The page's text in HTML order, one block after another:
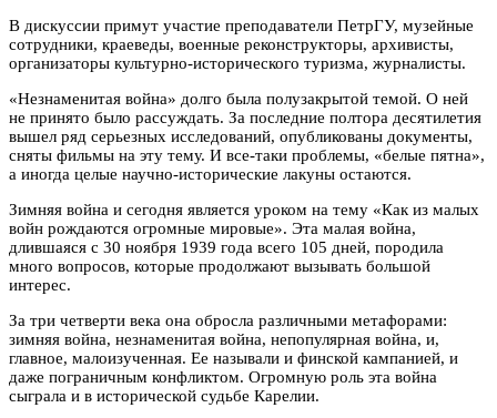
В дискуссии примут участие преподаватели ПетрГУ, музейные
сотрудники, краеведы, военные реконструкторы, архивисты,
организаторы культурно-исторического туризма, журналисты.
«Незнаменитая война» долго была полузакрытой темой. О ней
не принято было рассуждать. За последние полтора десятилетия
вышел ряд серьезных исследований, опубликованы документы,
сняты фильмы на эту тему. И все-таки проблемы, «белые пятна»,
а иногда целые научно-исторические лакуны остаются.
Зимняя война и сегодня является уроком на тему «Как из малых
войн рождаются огромные мировые». Эта малая война,
длившаяся с 30 ноября 1939 года всего 105 дней, породила
много вопросов, которые продолжают вызывать большой
интерес.
За три четверти века она обросла различными метафорами:
зимняя война, незнаменитая война, непопулярная война, и,
главное, малоизученная. Ее называли и финской кампанией, и
даже пограничным конфликтом. Огромную роль эта война
сыграла и в исторической судьбе Карелии.